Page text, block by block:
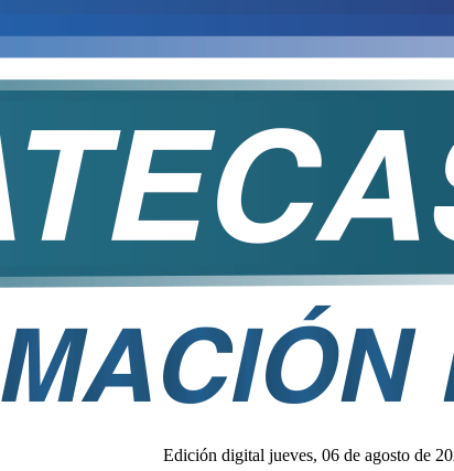
Edición digital jueves, 06 de agosto de